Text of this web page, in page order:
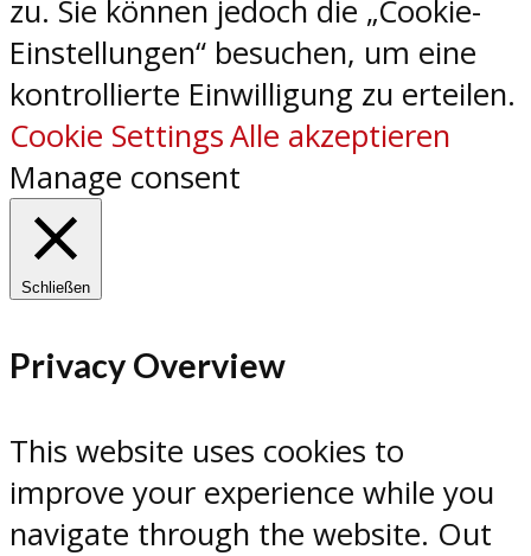
zu. Sie können jedoch die „Cookie-
Einstellungen“ besuchen, um eine
kontrollierte Einwilligung zu erteilen.
Cookie SettingsAlle akzeptieren
Manage consent
Schließen
Privacy Overview
This website uses cookies to
improve your experience while you
navigate through the website. Out